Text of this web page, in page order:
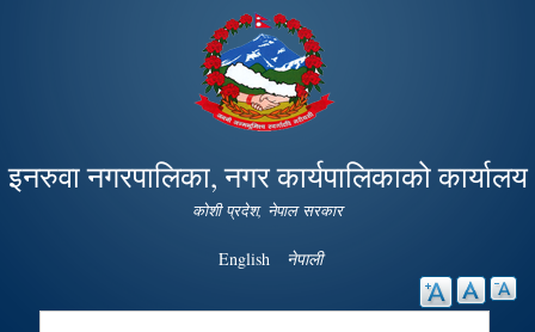
Skip to
main
content
इनरुवा नगरपालिका, नगर कार्यपालिकाको कार्यालय
कोशी प्रदेश, नेपाल सरकार
English नेपाली
Search